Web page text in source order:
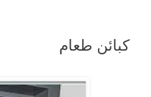
كبائن طعام